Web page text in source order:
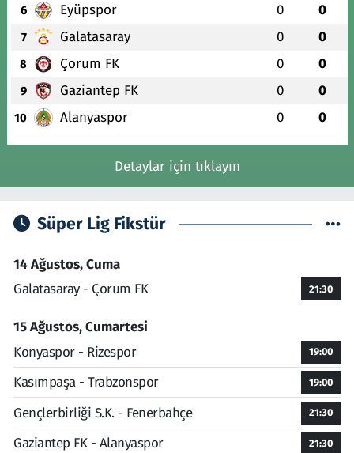
6 Eyüpspor 0 0
7 Galatasaray 0 0
8 Çorum FK 0 0
9 Gaziantep FK 0 0
10 Alanyaspor 0 0
Detaylar için tıklayın
Süper Lig Fikstür
14 Ağustos, Cuma
Galatasaray - Çorum FK
21:30
15 Ağustos, Cumartesi
Konyaspor - Rizespor
19:00
Kasımpaşa - Trabzonspor 19:00
Gençlerbirliği S.K. - Fenerbahçe 21:30
Gaziantep FK - Alanyaspor 21:30